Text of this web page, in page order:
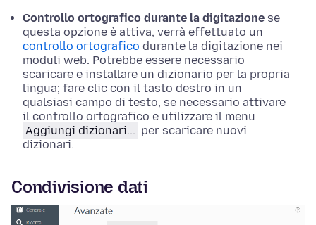
Controllo ortografico durante la digitazione se
questa opzione è attiva, verrà effettuato un
controllo ortografico durante la digitazione nei
moduli web. Potrebbe essere necessario
scaricare e installare un dizionario per la propria
lingua; fare clic con il tasto destro in un
qualsiasi campo di testo, se necessario attivare
il controllo ortografico e utilizzare il menu
Aggiungi dizionari... per scaricare nuovi
dizionari.
Condivisione dati